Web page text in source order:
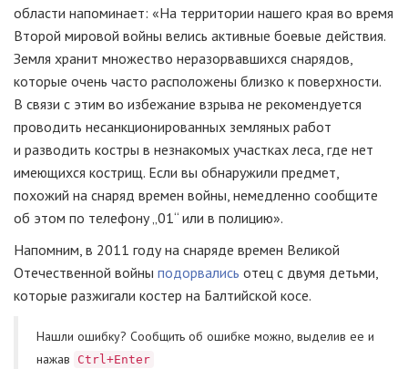
области напоминает: «На территории нашего края во время
Второй мировой войны велись активные боевые действия.
Земля хранит множество неразорвавшихся снарядов,
которые очень часто расположены близко к поверхности.
В связи с этим во избежание взрыва не рекомендуется
проводить несанкционированных земляных работ
и разводить костры в незнакомых участках леса, где нет
имеющихся кострищ. Если вы обнаружили предмет,
похожий на снаряд времен войны, немедленно сообщите
об этом по телефону „01“ или в полицию».
Напомним, в 2011 году на снаряде времен Великой
Отечественной войны подорвались отец с двумя детьми,
которые разжигали костер на Балтийской косе.
Нашли ошибку? Cообщить об ошибке можно, выделив ее и
нажав
Ctrl+Enter